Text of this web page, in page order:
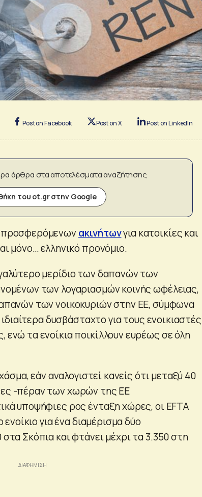
Post on Facebook Post on X Post on LinkedIn
άρθρα στα αποτελέσματα αναζήτησης
του ot.gr στην Google
προσφερόμενων ακινήτωνγια κατοικίες και
μόνο… ελληνικό προνόμιο.
μερίδιο των δαπανών των
των λογαριασμών κοινής ωφέλειας,
των νοικοκυριών στην ΕΕ, σύμφωνα
δυσβάσταχτο για τους ενοικιαστές
τα ενοίκια ποικίλλουν ευρέως σε όλη
εάν αναλογιστεί κανείς ότι μεταξύ 40
-πέραν των χωρών της ΕΕ
υποψήφιες ρος ένταξη χώρες, οι EFTA
για ένα διαμέρισμα δύο
Σκόπια και φτάνει μέχρι τα 3.350 στη